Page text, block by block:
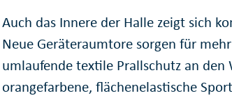
Auch das Innere der Halle zeigt sich
Neue Geräteraumtore sorgen für
umlaufende textile Prallschutz an den
orangefarbene, flächenelastische